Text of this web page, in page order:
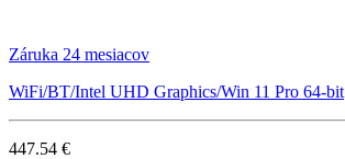
Záruka 24 mesiacov
WiFi/BT/Intel UHD Graphics/Win 11 Pro 64-bit
447.54 €